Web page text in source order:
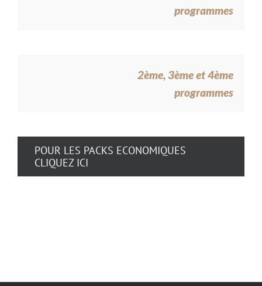
programmes
2ème, 3ème et 4ème
programmes
POUR LES PACKS ECONOMIQUES
CLIQUEZ ICI